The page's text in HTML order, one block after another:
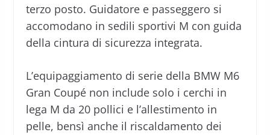
terzo posto. Guidatore e passeggero si
accomodano in sedili sportivi M con guida
della cintura di sicurezza integrata.
L’equipaggiamento di serie della BMW M6
Gran Coupé non include solo i cerchi in
lega M da 20 pollici e l’allestimento in
pelle, bensì anche il riscaldamento dei